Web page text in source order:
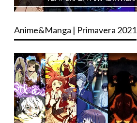
Anime&Manga | Primavera 2021